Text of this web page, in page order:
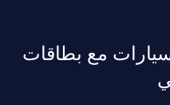
مع بطاقات